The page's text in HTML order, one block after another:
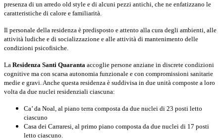
presenza di un arredo old style e di alcuni pezzi antichi, che ne enfatizzano le
caratteristiche di calore e familiarità.
Il personale della residenza è predisposto e attento alla cura degli ambienti, alle
attività ludiche e di socializzazione e alle attività di mantenimento delle
condizioni psicofisiche.
La Residenza Santi Quaranta accoglie persone anziane in discrete condizioni
cognitive ma con scarsa autonomia funzionale e con compromissioni sanitarie
medie e gravi. Anche questa residenza è suddivisa in due unità composte a loro
volta da due nuclei residenziali ciascuna:
Ca’ da Noal, al piano terra composta da due nuclei di 23 posti letto
ciascuno
Casa dei Carraresi, al primo piano composta da due nuclei di 17 posti
letto ciascuno.